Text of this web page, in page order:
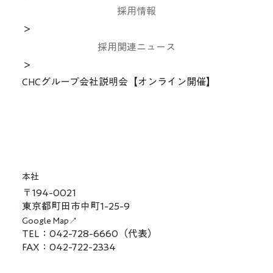
採用情報
＞
採用関連ニュース
＞
CHCグループ会社説明会【オンライン開催】
本社
〒194-0021
東京都町田市中町1-25-9
Google Map↗
TEL：042-728-6660（代表）
FAX：042-722-2334